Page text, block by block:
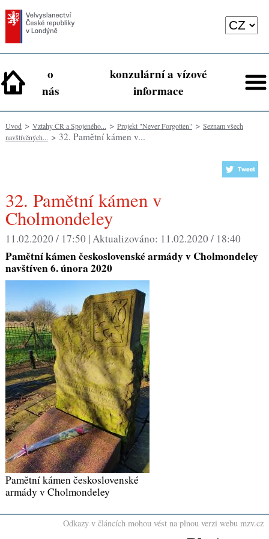
o
nás
konzulární a vízové
informace
Úvod> Vztahy ČR a Spojeného... > Projekt "Never Forgotten" > Seznam všech
navštívěných... > 32. Pamětní kámen v...
32. Pamětní kámen v
Cholmondeley
11.02.2020 / 17:50 |Aktualizováno: 11.02.2020 / 18:40
Pamětní kámen československé armády v Cholmondeley
navštíven 6. února 2020
Pamětní kámen československé
armády v Cholmondeley
Odkazy v článcích mohou vést na plnou verzi webu mzv.cz